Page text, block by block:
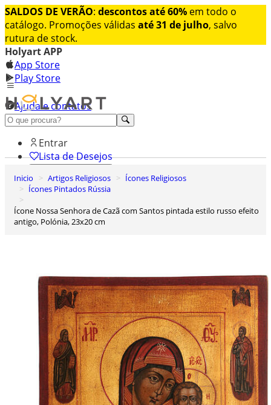
SALDOS DE VERÃO: descontos até 60% em todo o
catálogo. Promoções válidas até 31 de julho, salvo
rutura de stock.
Holyart APP
App Store
Play Store
Ajuda e contatos
Conheça premium
Entrar
Lista de Desejos
0
Carrinho de Compras
Inicio Artigos Religiosos
Ícones Religiosos
Ícones Pintados Rússia
Ícone Nossa Senhora de Cazã com Santos pintada estilo russo efeito
antigo, Polónia, 23x20 cm